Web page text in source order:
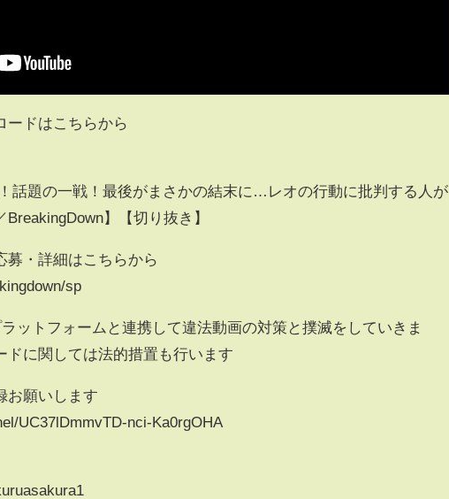
ードはこちらから
話題の一戦！最後がまさかの結末に…レオの行動に批判する人が
】【切り抜き】
・詳細はこちらから
sp
ットフォームと連携して違法動画の対策と撲滅をしていきま
ドに関しては法的措置も行います
お願いします
UC37lDmmvTD-nci-Ka0rgOHA